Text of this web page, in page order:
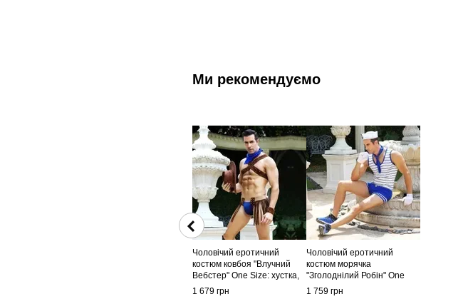
Ми рекомендуємо
Чоловічий еротичний
костюм ковбоя "Влучний
Вебстер" One Size: хустка,
портупея, труси, манжети,
1 679 грн
Чоловічий еротичний
костюм морячка
"Зголоднілий Робін" One
Size: шорти, майка,
рукавички, хустка, ша
1 759 грн